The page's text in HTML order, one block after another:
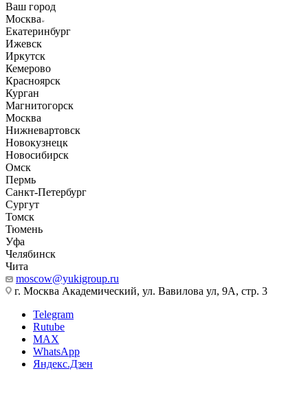
Ваш город
Москва
Екатеринбург
Ижевск
Иркутск
Кемерово
Красноярск
Курган
Магнитогорск
Москва
Нижневартовск
Новокузнецк
Новосибирск
Омск
Пермь
Санкт-Петербург
Сургут
Томск
Тюмень
Уфа
Челябинск
Чита
moscow@yukigroup.ru
г. Москва Академический, ул. Вавилова ул, 9А, стр. 3
Telegram
Rutube
MAX
WhatsApp
Яндекс.Дзен